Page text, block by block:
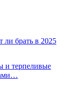
брать в 2025
и терпеливые